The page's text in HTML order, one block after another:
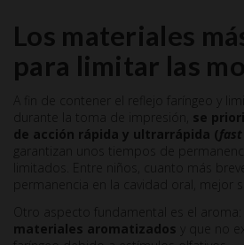
Los materiales
para limitar las
A fin de contener el reflejo faríngeo y
durante la toma de impresión, se
de acción rápida y ultrarrápida (fast
garantizan unos tiempos de
limitados. Entre niños, cuanto más
Otro aspecto fundamental es el aroma:
materiales aromatizados